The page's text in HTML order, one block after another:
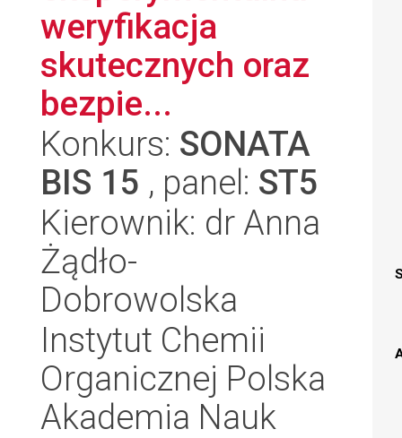
weryfikacja
skutecznych oraz
bezpie...
Konkurs: SONATA
BIS 15 , panel: ST5
Kierownik: dr Anna
Żądło-
Dobrowolska
Instytut Chemii
Organicznej Polska
Akademia Nauk